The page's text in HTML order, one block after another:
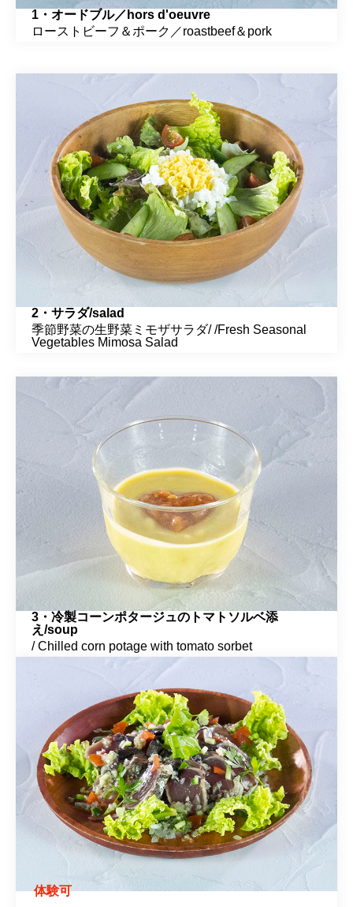
1・オードブル／hors d'oeuvre
ローストビーフ＆ポーク／roastbeef＆pork
2・サラダ/salad
季節野菜の生野菜ミモザサラダ/ /Fresh Seasonal
Vegetables Mimosa Salad
3・冷製コーンポタージュのトマトソルベ添
え/soup
/ Chilled corn potage with tomato sorbet
体験可